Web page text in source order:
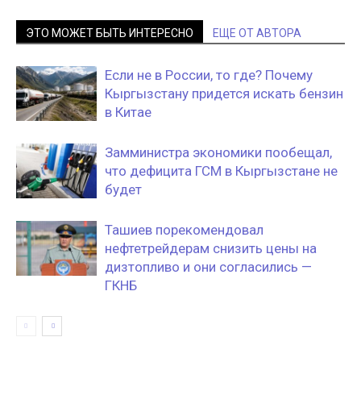
ЭТО МОЖЕТ БЫТЬ ИНТЕРЕСНО ЕЩЕ ОТ АВТОРА
Если не в России, то где? Почему
Кыргызстану придется искать бензин
в Китае
Замминистра экономики пообещал,
что дефицита ГСМ в Кыргызстане не
будет
Ташиев порекомендовал
нефтетрейдерам снизить цены на
дизтопливо и они согласились —
ГКНБ